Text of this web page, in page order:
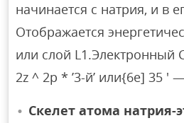
начинается с натрия, и в
Отображается
или слой L1.Электронный
2z ^ 2p * ’3-й’ или{6e] 35 ′ —
Скелет атома натрия-